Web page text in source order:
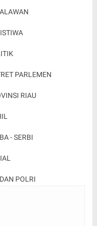
PARLEMEN
RIAU
- SERBI
POLRI